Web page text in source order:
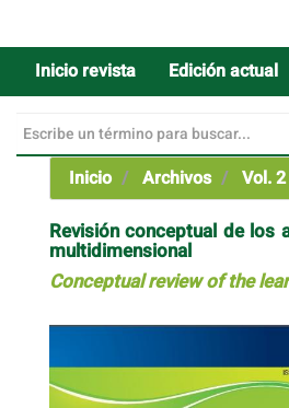
Inicio revista Edición actual
Inicio
Archivos Vol.
Revisión conceptual de los
multidimensional
Conceptual review of the
Barra
del
artículo